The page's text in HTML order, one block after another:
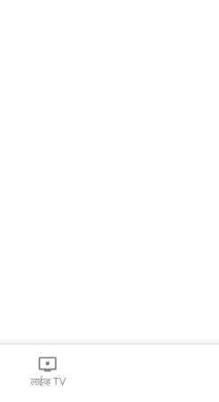
लाईव्ह TV